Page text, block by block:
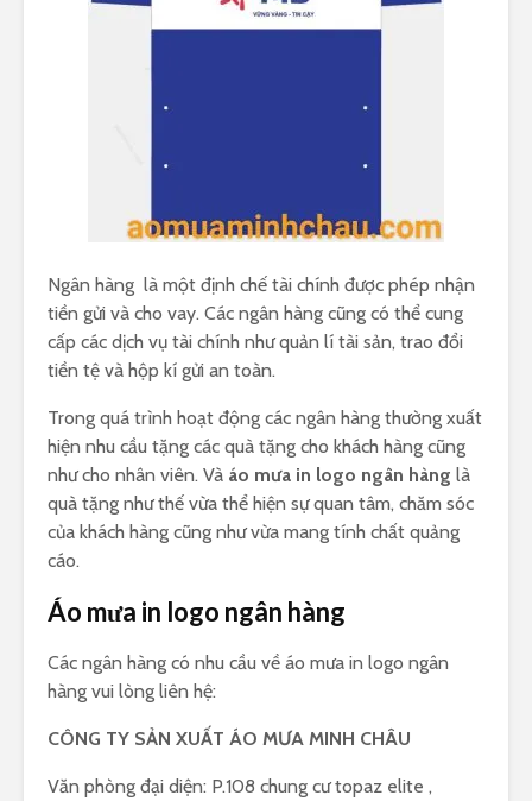
Ngân hàng là một định chế tài chính được phép nhận
tiền gửi và cho vay. Các ngân hàng cũng có thể cung
cấp các dịch vụ tài chính như quản lí tài sản, trao đổi
tiền tệ và hộp kí gửi an toàn.
Trong quá trình hoạt động các ngân hàng thường xuất
hiện nhu cầu tặng các quà tặng cho khách hàng cũng
như cho nhân viên. Và áo mưa in logo ngân hàng là
quà tặng như thế vừa thể hiện sự quan tâm, chăm sóc
của khách hàng cũng như vừa mang tính chất quảng
cáo.
Áo mưa in logo ngân hàng
Các ngân hàng có nhu cầu về áo mưa in logo ngân
hàng vui lòng liên hệ:
CÔNG TY SẢN XUẤT ÁO MƯA MINH CHÂU
Văn phòng đại diện: P.108 chung cư topaz elite ,